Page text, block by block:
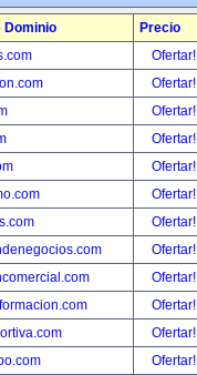
Dominio Precio
Ofertar!
Ofertar!
Ofertar!
Ofertar!
Ofertar!
Ofertar!
Ofertar!
Ofertar!
Ofertar!
Ofertar!
Ofertar!
Ofertar!